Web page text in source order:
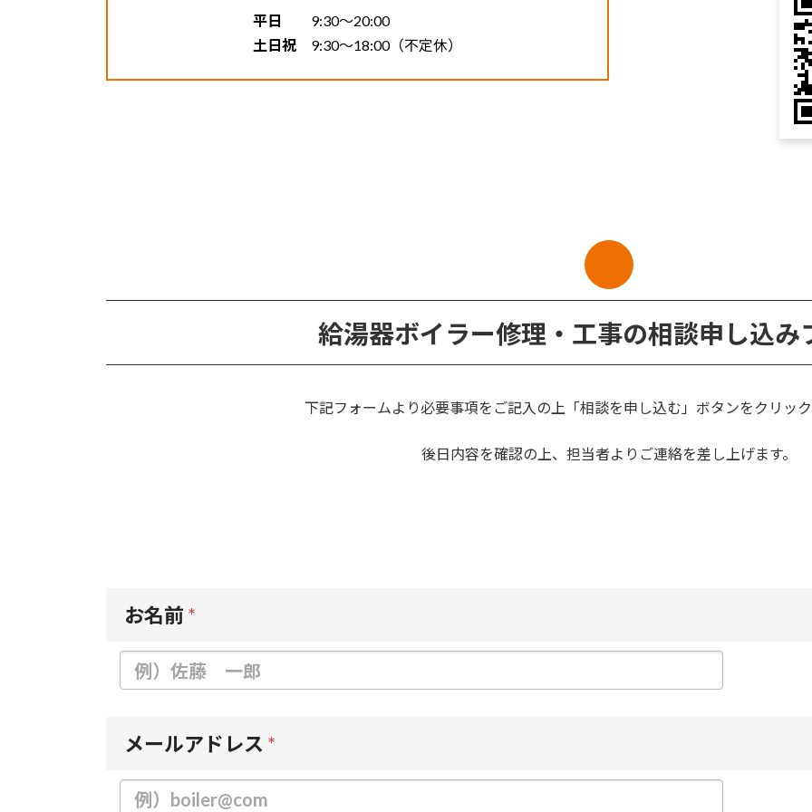
平日
9:30〜20:00
土日祝 9:30〜18:00（不定休）
給湯器ボイラー修理・工事の相談申し込み
下記フォームより必要事項をご記入の上「相談を申し込む」ボタンをクリッ
後日内容を確認の上、担当者よりご連絡を差し上げます。
お名前 *
メールアドレス *